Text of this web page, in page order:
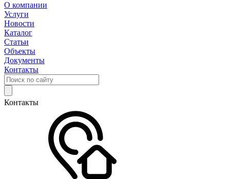
О компании
Услуги
Новости
Каталог
Статьи
Объекты
Документы
Контакты
Контакты